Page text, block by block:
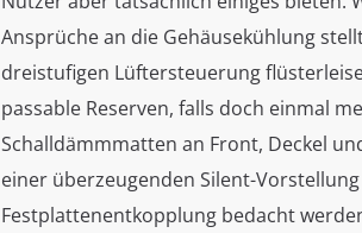
Ansprüche an die Gehäusekühlung
dreistufigen Lüftersteuerung
passable Reserven, falls doch einmal
Schalldämmmatten an Front, Deckel
einer überzeugenden Silent-
Festplattenentkopplung bedacht